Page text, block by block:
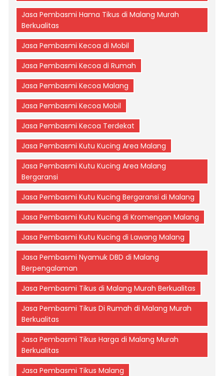
Jasa Pembasmi Hama Tikus di Malang Murah
Berkualitas
Jasa Pembasmi Kecoa di Mobil
Jasa Pembasmi Kecoa di Rumah
Jasa Pembasmi Kecoa Malang
Jasa Pembasmi Kecoa Mobil
Jasa Pembasmi Kecoa Terdekat
Jasa Pembasmi Kutu Kucing Area Malang
Jasa Pembasmi Kutu Kucing Area Malang
Bergaransi
Jasa Pembasmi Kutu Kucing Bergaransi di Malang
Jasa Pembasmi Kutu Kucing di Kromengan Malang
Jasa Pembasmi Kutu Kucing di Lawang Malang
Jasa Pembasmi Nyamuk DBD di Malang
Berpengalaman
Jasa Pembasmi Tikus di Malang Murah Berkualitas
Jasa Pembasmi Tikus Di Rumah di Malang Murah
Berkualitas
Jasa Pembasmi Tikus Harga di Malang Murah
Berkualitas
Jasa Pembasmi Tikus Malang